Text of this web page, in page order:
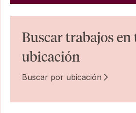
Buscar trabajos
ubicación
Buscar por ubicación